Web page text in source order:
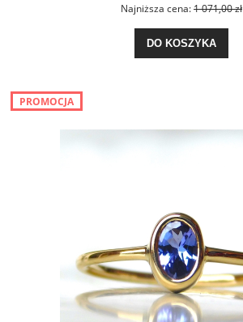
Najniższa cena:1 071,00 zł
DO KOSZYKA
PROMOCJA